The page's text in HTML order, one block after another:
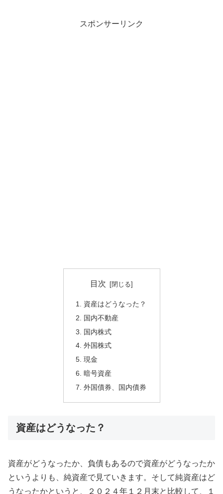
スポンサーリンク
目次
資産はどうなった？
国内不動産
国内株式
外国株式
現金
暗号資産
外国債券、国内債券
資産はどうなった？
資産がどうなったか、負債もあるので資産がどうなったか
というよりも、純資産で見ていきます。そして純資産はど
うなったかというと、２０２４年１２月末と比較して、１